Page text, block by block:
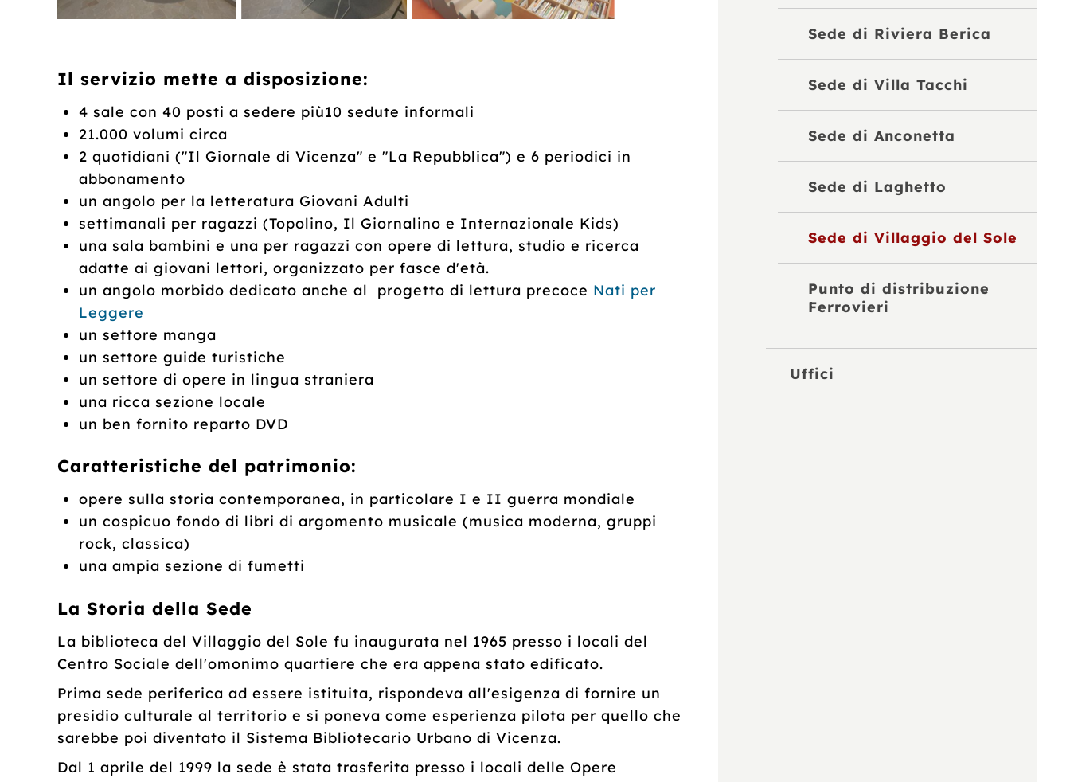
Il servizio mette a disposizione:
4 sale con 40 posti a sedere più10 sedute informali
21.000 volumi circa
2 quotidiani ("Il Giornale di Vicenza" e "La Repubblica") e 6 periodici in
abbonamento
un angolo per la letteratura Giovani Adulti
settimanali per ragazzi (Topolino, Il Giornalino e Internazionale Kids)
una sala bambini e una per ragazzi con opere di lettura, studio e ricerca
adatte ai giovani lettori, organizzato per fasce d'età.
un angolo morbido dedicato anche al progetto di lettura precoce Nati per
Leggere
un settore manga
un settore guide turistiche
un settore di opere in lingua straniera
una ricca sezione locale
un ben fornito reparto DVD
Caratteristiche del patrimonio:
opere sulla storia contemporanea, in particolare I e II guerra mondiale
un cospicuo fondo di libri di argomento musicale (musica moderna, gruppi
rock, classica)
una ampia sezione di fumetti
La Storia della Sede
La biblioteca del Villaggio del Sole fu inaugurata nel 1965 presso i locali del
Centro Sociale dell'omonimo quartiere che era appena stato edificato.
Prima sede periferica ad essere istituita, rispondeva all'esigenza di fornire un
presidio culturale al territorio e si poneva come esperienza pilota per quello che
sarebbe poi diventato il Sistema Bibliotecario Urbano di Vicenza.
Dal 1 aprile del 1999 la sede è stata trasferita presso i locali delle Opere
Sede di Riviera Berica
Sede di Villa Tacchi
Sede di Anconetta
Sede di Laghetto
Sede di Villaggio del Sole
Punto di distribuzione
Ferrovieri
Uffici